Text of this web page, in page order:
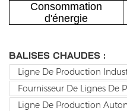
Consommation
d'énergie
BALISES CHAUDES :
Ligne De Production
Fournisseur De Lignes De
Ligne De Production